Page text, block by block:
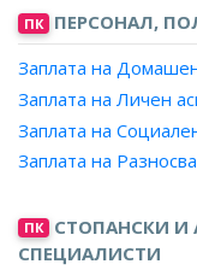
Заплата на
Заплата на
Заплата на
Заплата на
Заплата на
ПК ПЕРСОНАЛ,
Заплата на
Заплата на Личен
Заплата на
Заплата на
ПК СТОПАНСКИ И
СПЕЦИАЛИСТИ